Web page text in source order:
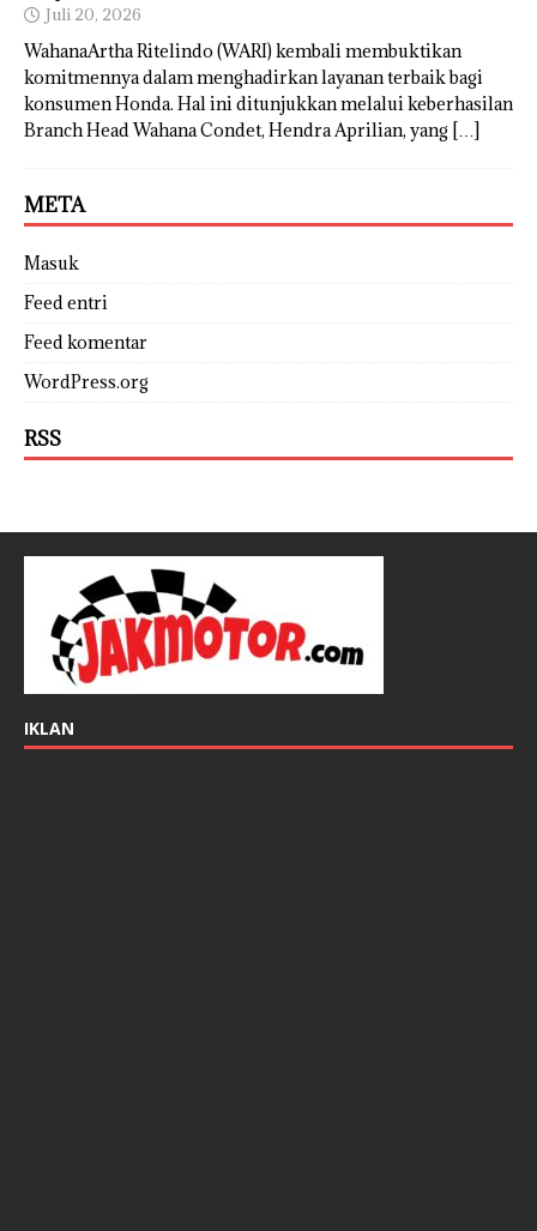
Juli 20, 2026
WahanaArtha Ritelindo (WARI) kembali membuktikan
komitmennya dalam menghadirkan layanan terbaik bagi
konsumen Honda. Hal ini ditunjukkan melalui keberhasilan
Branch Head Wahana Condet, Hendra Aprilian, yang […]
META
Masuk
Feed entri
Feed komentar
WordPress.org
RSS
IKLAN